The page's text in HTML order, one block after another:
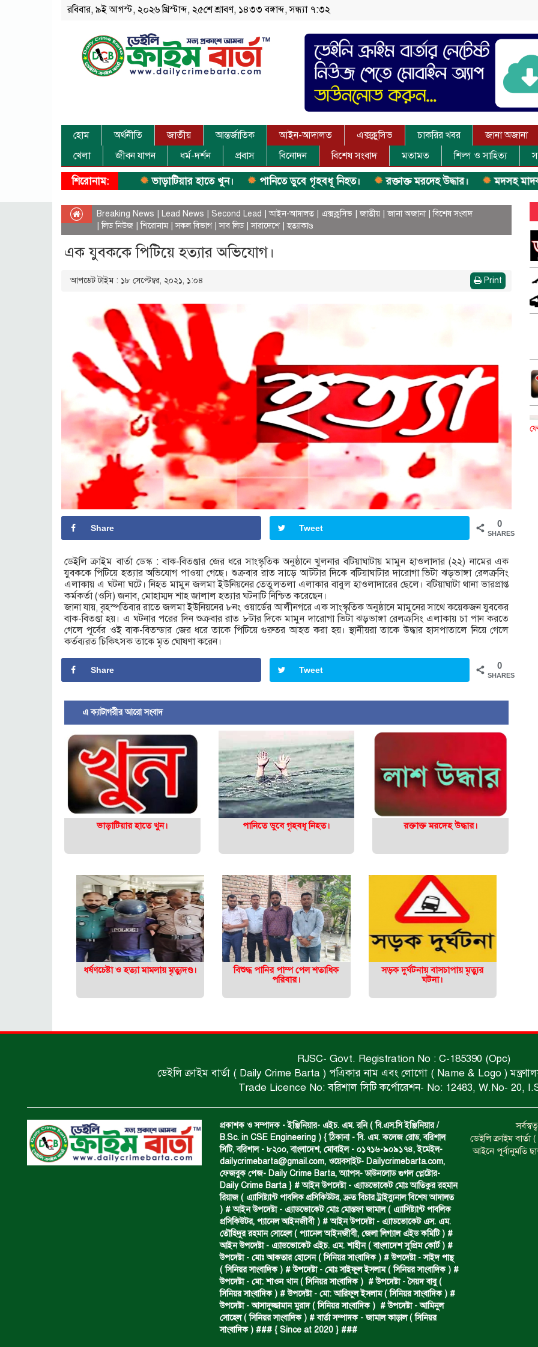
রবিবার, ৯ই আগস্ট, ২০২৬ খ্রিস্টাব্দ, ২৫শে শ্রাবণ, ১৪৩৩ বঙ্গাব্দ, সন্ধ্যা ৭:৩২
হোম অর্থনীতি জাতীয় আন্তর্জাতিক আইন-আদালত এক্সক্লুসিভ চাকরির খবর জানা অজানা
খেলা
জীবন যাপন ধর্ম-দর্শন প্রবাস বিনোদন বিশেষ সংবাদ মতামত শিল্প ও সাহিত্য
শিরোনাম: ভাড়াটিয়ার হাতে খুন। পানিতে ডুবে গৃহবধূ নিহত। রক্তাক্ত মরদেহ উদ্ধার। মদসহ মাদক
Breaking News Lead News Second Lead |আইন-আদালত এক্সক্লুসিভ |জাতীয় |জানা অজানা|বিশেষ সংবাদ
|লিড নিউজ |শিরোনাম|সকল বিভাগ|সাব লিড|সারাদেশে|হত্যাকাণ্ড
এক যুবককে পিটিয়ে হত্যার অভিযোগ।
আপডেট টাইম : ১৮ সেপ্টেম্বর, ২০২১, ১:০৪ Print
0
SHARES
Share Tweet
ডেইলি ক্রাইম বার্তা ডেস্ক : বাক-বিতণ্ডার জের ধরে সাংস্কৃতিক অনুষ্ঠানে খুলনার বটিয়াঘাটায় মামুন হাওলাদার (২২) নামের এক
যুবককে পিটিয়ে হত্যার অভিযোগ পাওয়া গেছে। শুক্রবার রাত সাড়ে আটটার দিকে বটিয়াঘাটার দারোগা ভিটা ঝড়ভাঙ্গা রেলক্রসিং
এলাকায় এ ঘটনা ঘটে। নিহত মামুন জলমা ইউনিয়নের তেতুলতলা এলাকার বাবুল হাওলাদারের ছেলে। বটিয়াঘাটা থানা ভারপ্রাপ্ত
কর্মকর্তা (ওসি) জনাব, মোহাম্মদ শাহ জালাল হত্যার ঘটনাটি নিশ্চিত করেছেন।
জানা যায়, বৃহস্পতিবার রাতে জলমা ইউনিয়নের ৮নং ওয়ার্ডের আলীনগরে এক সাংস্কৃতিক অনুষ্ঠানে মামুনের সাথে কয়েকজন যুবকের
বাক-বিতণ্ডা হয়। এ ঘটনার পরের দিন শুক্রবার রাত ৮টার দিকে মামুন দারোগা ভিটা ঝড়ভাঙ্গা রেলক্রসিং এলাকায় চা পান করতে
গেলে পূর্বের ওই বাক-বিতন্ডার জের ধরে তাকে পিটিয়ে গুরুতর আহত করা হয়। স্থানীয়রা তাকে উদ্ধার হাসপাতালে নিয়ে গেলে
কর্তব্যরত চিকিৎসক তাকে মৃত ঘোষণা করেন।
0
SHARES
Share Tweet
এ ক্যাটাগরীর আরো সংবাদ
ভাড়াটিয়ার হাতে খুন। পানিতে ডুবে গৃহবধূ নিহত। রক্তাক্ত মরদেহ উদ্ধার।
ধর্ষণচেষ্টা ও হত্যা মামলায় মৃত্যুদণ্ড।
বিশুদ্ধ পানির পাম্প পেল শতাধিক
পরিবার।
সড়ক দুর্ঘটনায় বাসচাপায় মৃত্যুর
ঘটনা।
RJSC- Govt. Registration No : C-185390 (Opc)
ডেইলি ক্রাইম বার্তা ( Daily Crime Barta ) পএিকার নাম এবং লোগো ( Name & Logo ) মন্ত্রণালয়
Trade Licence No: বরিশাল সিটি কর্পোরেশন- No: 12483, W.No- 20,
প্রকাশক ও সম্পাদক - ইঞ্জিনিয়ার- এইচ. এম. রনি ( বি.এস.সি ইঞ্জিনিয়ার /
B.Sc. in CSE Engineering ) { ঠিকানা - বি. এম. কলেজ রোড, বরিশাল
সিটি, বরিশাল - ৮২০০, বাংলাদেশ, মোবাইল - ০১৭১৬-৯০৯১৭৪, ইমেইল-
dailycrimebarta@gmail.com, ওয়েবসাইট- Dailycrimebarta.com,
ফেজবুক পেজ- Daily Crime Barta, অ‍্যাপস- ডাউনলোড গুগল প্লেষ্টোর-
Daily Crime Barta } # আইন উপদেষ্টা - এ্যাডভোকেট মোঃ আতিকুর রহমান
রিয়াজ ( এ‍্যাসিষ্ট‍্যান্ট পাবলিক প্রসিকিউটর, দ্রুত বিচার ট্রাইব্যুনাল বিশেষ আদালত
) # আইন উপদেষ্টা - এ্যাডভোকেট মোঃ মোস্তফা জামাল ( এ‍্যাসিষ্ট‍্যান্ট পাবলিক
প্রসিকিউটর, প‍্যানেল আইনজীবী ) # আইন উপদেষ্টা - এ্যাডভোকেট এস. এম.
তৌহিদুর রহমান সোহেল ( প‍্যানেল আইনজীবী, জেলা লিগ্যাল এইড কমিটি ) #
আইন উপদেষ্টা - এ্যাডভোকেট এইচ. এম. শাহীন ( বাংলাদেশ সুপ্রিম কোর্ট ) #
উপদেষ্টা - মোঃ আকতার হোসেন ( সিনিয়র সাংবাদিক ) # উপদেষ্টা - সাইদ পান্থ
( সিনিয়র সাংবাদিক ) # উপদেষ্টা - মোঃ সাইফুল ইসলাম ( সিনিয়র সাংবাদিক ) #
উপদেষ্টা - মো: শাওন খান ( সিনিয়র সাংবাদিক ) # উপদেষ্টা - সৈয়দ বাবু (
সিনিয়র সাংবাদিক ) # উপদেষ্টা - মো: আরিফুল ইসলাম ( সিনিয়র সাংবাদিক ) #
উপদেষ্টা - আসাদুজ্জামান মুরাদ ( সিনিয়র সাংবাদিক ) # উপদেষ্টা - আমিনুল
সোহেল ( সিনিয়র সাংবাদিক ) # বার্তা সম্পাদক - জামাল কাড়াল ( সিনিয়র
সাংবাদিক ) ### { Since at 2020 } ###
ডেইলি ক্রাইম
আইনে পূর্বানুমতি